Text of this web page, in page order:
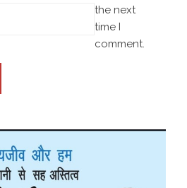
the next
time I
comment.